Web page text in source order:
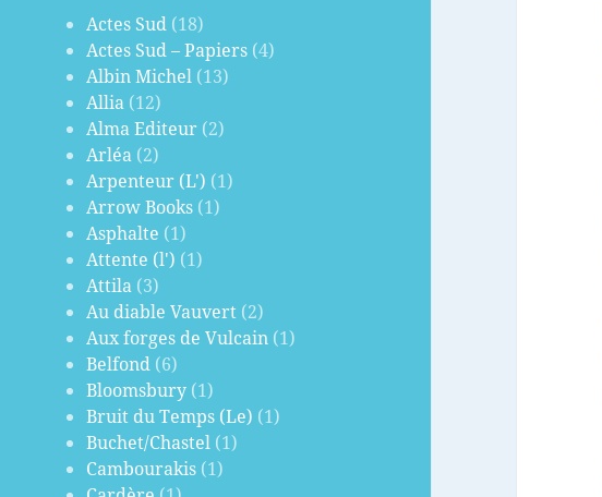
Actes Sud (18)
Actes Sud – Papiers (4)
Albin Michel (13)
Allia (12)
Alma Editeur (2)
Arléa (2)
Arpenteur (L') (1)
Arrow Books (1)
Asphalte (1)
Attente (l') (1)
Attila (3)
Au diable Vauvert (2)
Aux forges de Vulcain (1)
Belfond (6)
Bloomsbury (1)
Bruit du Temps (Le) (1)
Buchet/Chastel (1)
Cambourakis (1)